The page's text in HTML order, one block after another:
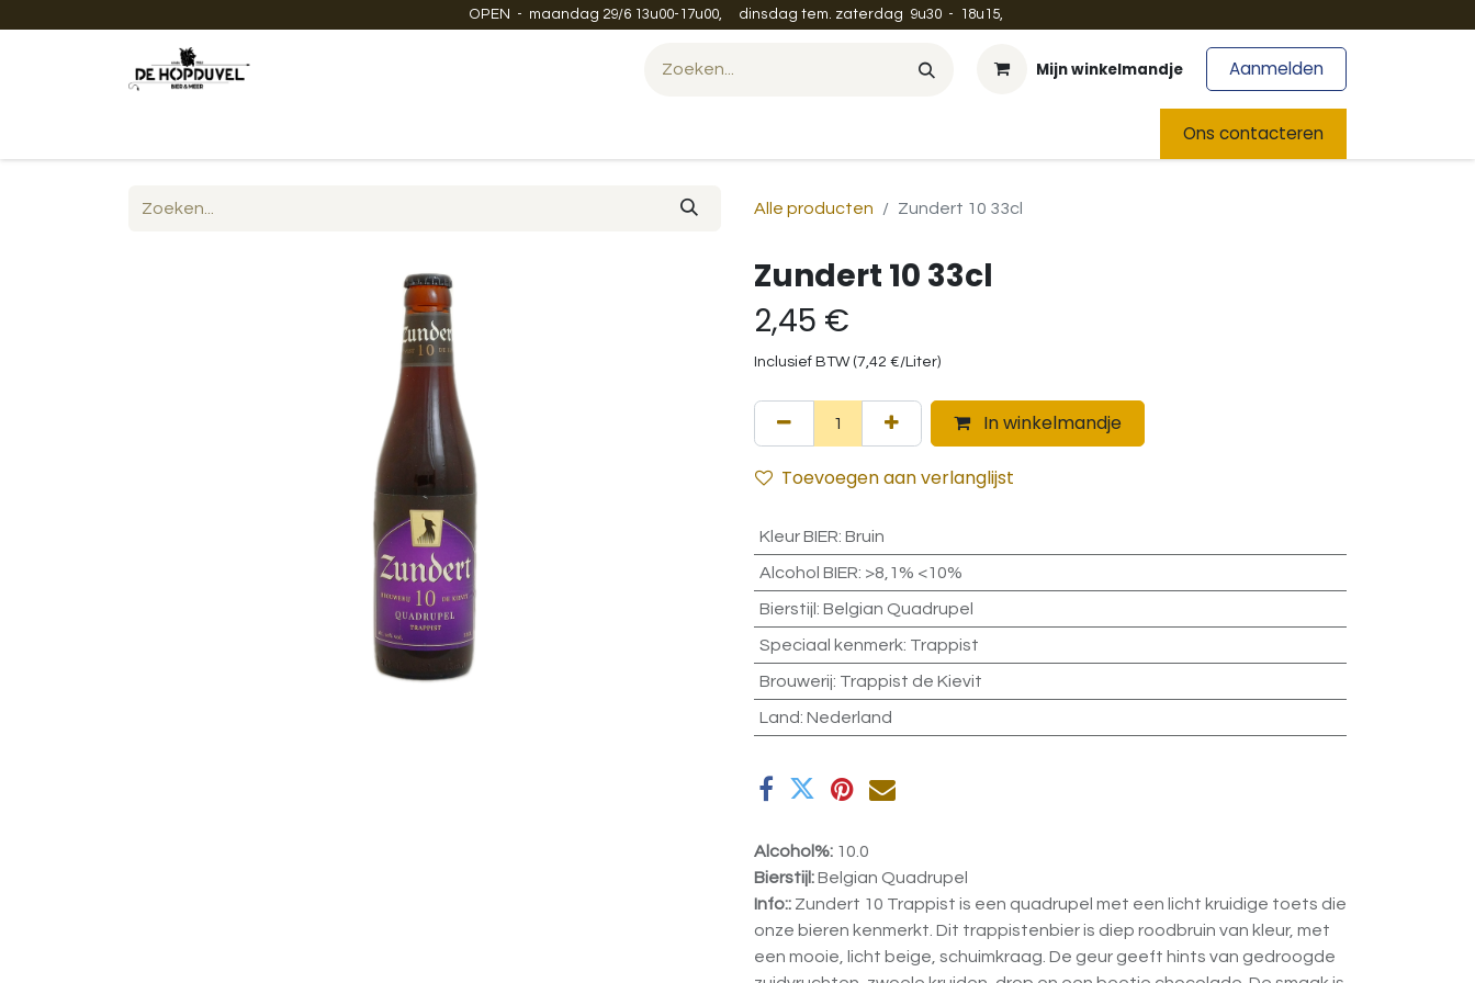
OPEN - maandag 29/6 13u00-17u00, dinsdag tem. zaterdag 9u30 - 18u15,
Mijn winkelmandje Aanmelden
Ons contacteren
Alle producten Zundert 10 33cl
Zundert 10 33cl
2,45 €
Inclusief BTW (7,42 €/Liter)
In winkelmandje
Toevoegen aan verlanglijst
Kleur BIER: Bruin
Alcohol BIER: >8,1% <10%
Bierstijl : Belgian Quadrupel
Speciaal kenmerk: Trappist
Brouwerij: Trappist de Kievit
Land: Nederland
Alcohol%: 10.0
Bierstijl:Belgian Quadrupel
Info:: Zundert 10 Trappist is een quadrupel met een licht kruidige toets die
onze bieren kenmerkt. Dit trappistenbier is diep roodbruin van kleur, met
een mooie, licht beige, schuimkraag. De geur geeft hints van gedroogde